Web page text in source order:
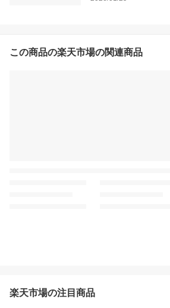
この商品の楽天市場の関連商品
楽天市場の注目商品